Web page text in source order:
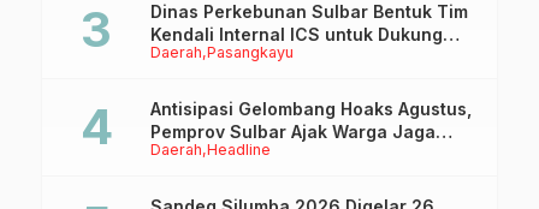
Daerah Pasangkayu
Dinas Perkebunan Sulbar Bentuk Tim
Kendali Internal ICS untuk Dukung
Sertifikasi ISPO Pekebun di
Daerah Headline
Antisipasi Gelombang Hoaks Agustus,
Pemprov Sulbar Ajak Warga Jaga
Ruang Digital